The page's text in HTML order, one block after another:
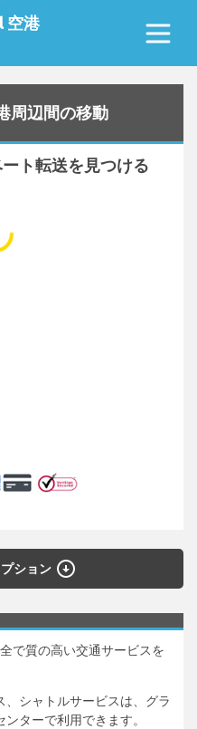
空港
周辺間の移動
ト転送を見つける
ション arrow_circle_down
で質の高い交通サービスを
、シャトルサービスは、グラ
ターで利用できます。